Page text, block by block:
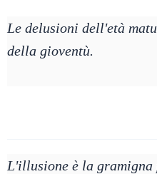
Le delusioni dell'età
della gioventù.
L'illusione è la gramigna